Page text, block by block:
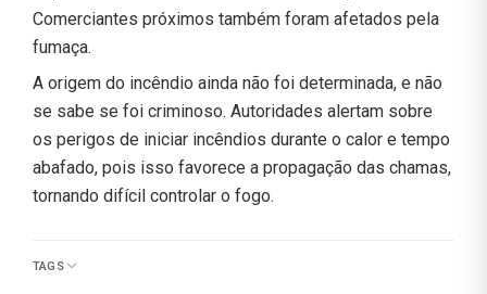
Comerciantes próximos também foram afetados pela
fumaça.
A origem do incêndio ainda não foi determinada, e não
se sabe se foi criminoso. Autoridades alertam sobre
os perigos de iniciar incêndios durante o calor e tempo
abafado, pois isso favorece a propagação das chamas,
tornando difícil controlar o fogo.
TAGS